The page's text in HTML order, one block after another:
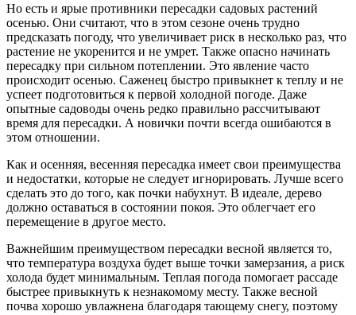
Но есть и ярые противники пересадки садовых растений
осенью. Они считают, что в этом сезоне очень трудно
предсказать погоду, что увеличивает риск в несколько раз, что
растение не укоренится и не умрет. Также опасно начинать
пересадку при сильном потеплении. Это явление часто
происходит осенью. Саженец быстро привыкнет к теплу и не
успеет подготовиться к первой холодной погоде. Даже
опытные садоводы очень редко правильно рассчитывают
время для пересадки. А новички почти всегда ошибаются в
этом отношении.
Как и осенняя, весенняя пересадка имеет свои преимущества
и недостатки, которые не следует игнорировать. Лучше всего
сделать это до того, как почки набухнут. В идеале, дерево
должно оставаться в состоянии покоя. Это облегчает его
перемещение в другое место.
Важнейшим преимуществом пересадки весной является то,
что температура воздуха будет выше точки замерзания, а риск
холода будет минимальным. Теплая погода помогает рассаде
быстрее привыкнуть к незнакомому месту. Также весной
почва хорошо увлажнена благодаря тающему снегу, поэтому